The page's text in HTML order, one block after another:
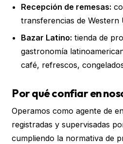
Recepción de remesas:
transferencias de Western
Bazar Latino: tienda de
gastronomía
café, refrescos,
Por qué confiar en
Operamos como agente de
registradas y supervisadas
cumpliendo la normativa de